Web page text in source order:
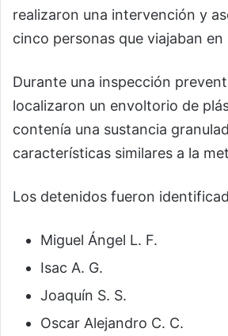
realizaron una intervención y
cinco personas que viajaban en
Durante una inspección
localizaron un envoltorio de
contenía una sustancia
características similares a la
Los detenidos fueron
Miguel Ángel L. F.
Isac A. G.
Joaquín S. S.
Oscar Alejandro C. C.